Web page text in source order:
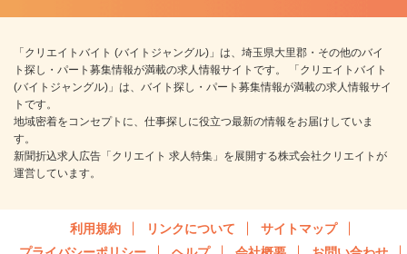
「クリエイトバイト (バイトジャングル)」は、埼玉県大里郡・その他のバイ
ト探し・パート募集情報が満載の求人情報サイトです。 「クリエイトバイト
(バイトジャングル)」は、バイト探し・パート募集情報が満載の求人情報サイ
トです。
地域密着をコンセプトに、仕事探しに役立つ最新の情報をお届けしていま
す。
新聞折込求人広告「クリエイト 求人特集」を展開する株式会社クリエイトが
運営しています。
利用規約 リンクについて
サイトマップ